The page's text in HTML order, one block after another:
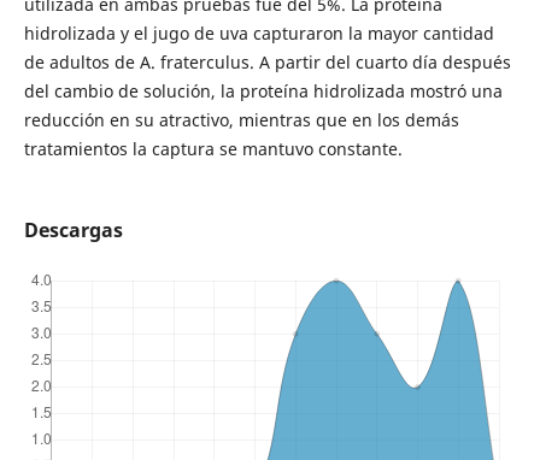
hidrolizada y el jugo de uva capturaron la mayor cantidad
de adultos de A. fraterculus. A partir del cuarto día después
del cambio de solución, la proteína hidrolizada mostró una
reducción en su atractivo, mientras que en los demás
tratamientos la captura se mantuvo constante.
Descargas